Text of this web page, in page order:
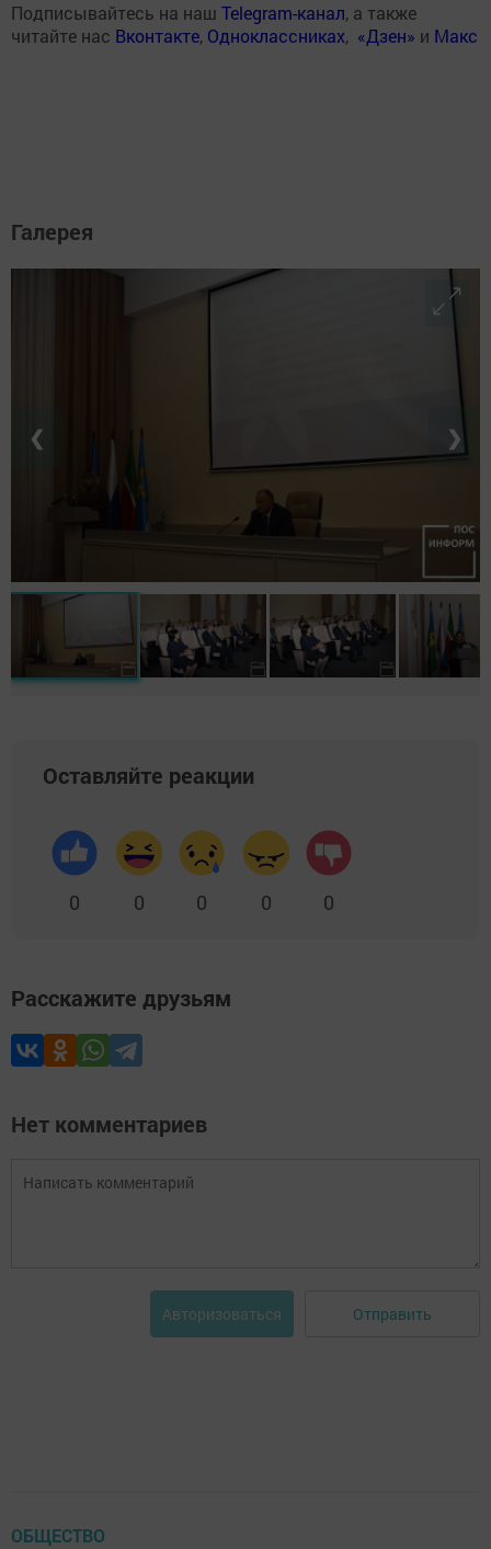
Подписывайтесь на наш Telegram-канал, а также
читайте нас Вконтакте, Одноклассниках, «Дзен» и Макс
Галерея
❮ ❯
Оставляйте реакции
0 0 0 0 0
Расскажите друзьям
Нет комментариев
Авторизоваться Отправить
ОБЩЕСТВО